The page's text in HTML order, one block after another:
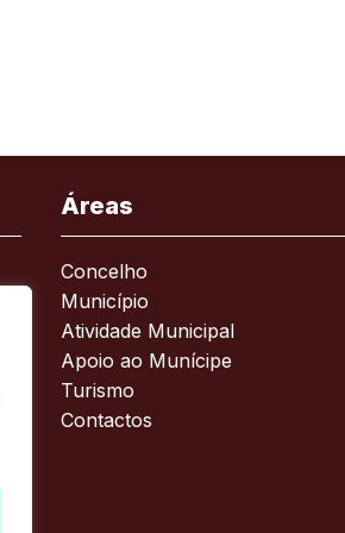
Áreas
Concelho
Município
Atividade Municipal
Apoio ao Munícipe
Turismo
Contactos